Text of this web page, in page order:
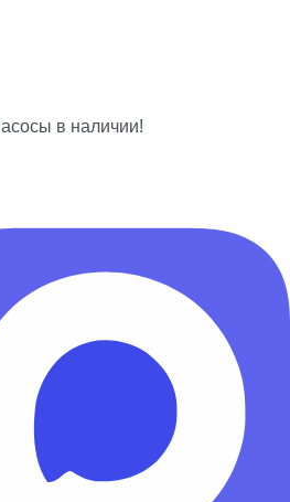
в наличии!